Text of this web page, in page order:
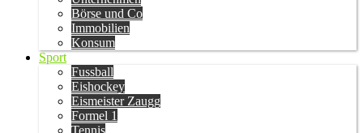
Börse und Co
Immobilien
Konsum
Sport
Fussball
Eishockey
Eismeister Zaugg
Formel 1
Tennis